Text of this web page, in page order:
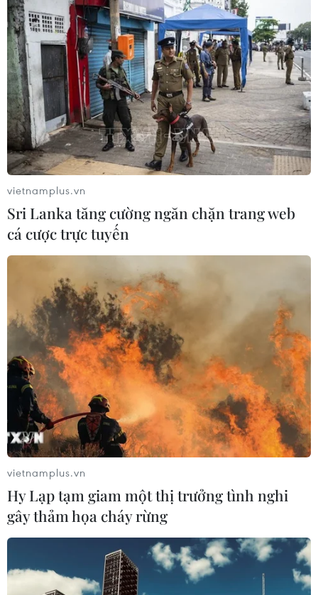
TIN CÙNG CHUYÊN MỤC
Chưa có bằng chứng truyền máu trẻ
giúp chống lão hóa
06/08/2026 23:16
Mỗi năm, Việt Nam ghi nhận 35.000
vietnamplus.vn
Sri Lanka tăng cường ngăn chặn trang web
cá cược trực tuyến
vietnamplus.vn
Hy Lạp tạm giam một thị trưởng tình nghi
gây thảm họa cháy rừng